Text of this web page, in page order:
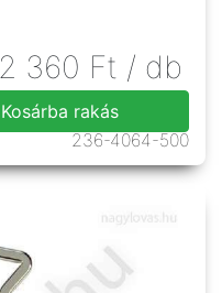
2 360 Ft / db
Kosárba rakás
236-4064-500